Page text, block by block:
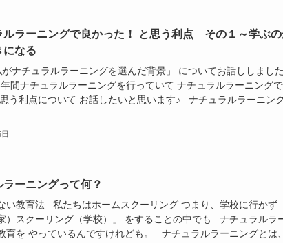
ルラーニングで良かった！ と思う利点 その１～学ぶ
になる
ナチュラルラーニングを選んだ背景」 についてお話ししました
間ナチュラルラーニングを行っていて ナチュラルラーニング
う利点について お話したいと思います♪ ナチュラルラーニン
ーニングって何？
い教育法 私たちはホームスクーリング つまり、学校に行かず
）スクーリング（学校）」 をすることの中でも ナチュラルラ
育を やっているんですけれども。 ナチュラルラーニングとは